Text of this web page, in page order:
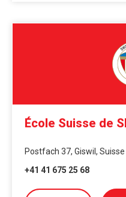
École Suisse de
Postfach 37, Giswil,
+41 41 675 25 68